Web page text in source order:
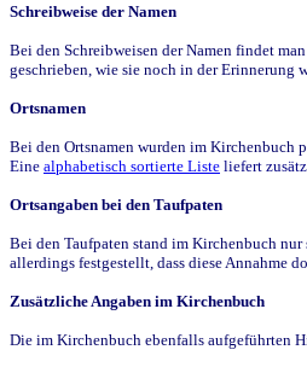
Schreibweise der Namen
Bei den Schreibweisen der Namen findet
geschrieben, wie sie noch in der Erinnerung
Ortsnamen
Bei den Ortsnamen wurden im Kirchenbuch
Eine alphabetisch sortierte Liste liefert
Ortsangaben bei den Taufpaten
Bei den Taufpaten stand im Kirchenbuch
allerdings festgestellt, dass diese Annahme
Zusätzliche Angaben im Kirchenbuch
Die im Kirchenbuch ebenfalls aufgeführten